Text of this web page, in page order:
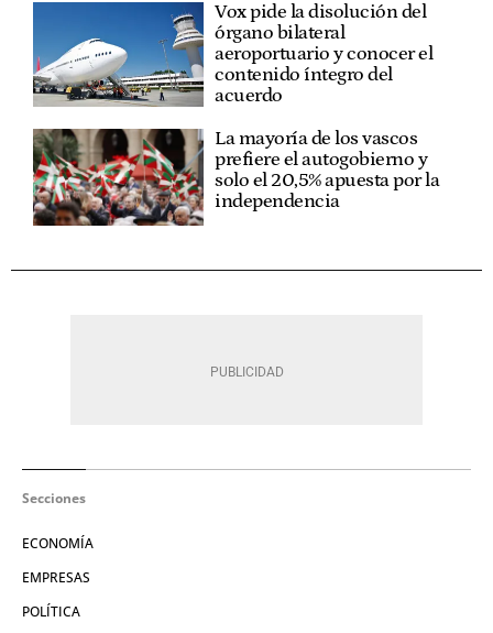
Vox pide la disolución del
órgano bilateral
aeroportuario y conocer el
contenido íntegro del
acuerdo
La mayoría de los vascos
prefiere el autogobierno y
solo el 20,5% apuesta por la
independencia
Secciones
ECONOMÍA
EMPRESAS
POLÍTICA